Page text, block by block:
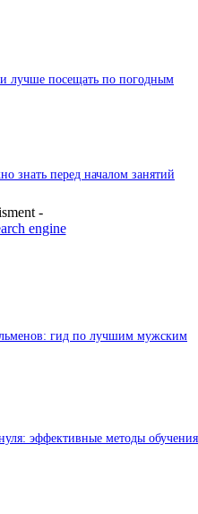
лучше посещать по погодным
знать перед началом занятий
-
гид по лучшим мужским
эффективные методы